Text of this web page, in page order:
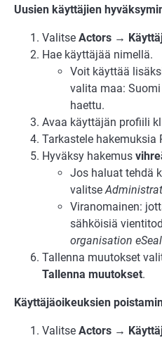
Uusien käyttäjien
Valitse Actors →
Hae käyttäjää nimellä.
Voit käyttää
valita maa:
haettu.
Avaa käyttäjän profiili
Tarkastele hakemuksia
Hyväksy hakemus
Jos haluat tehdä
valitse
Viranomainen:
sähköisiä
organisation eSeal
Tallenna muutokset
Tallenna muutokset.
Käyttäjäoikeuksien
Valitse Actors →